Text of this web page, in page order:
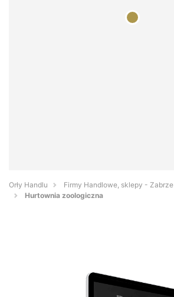
Orły Handlu
Firmy Handlowe, sklepy - Zabrze
Hurtownia zoologiczna